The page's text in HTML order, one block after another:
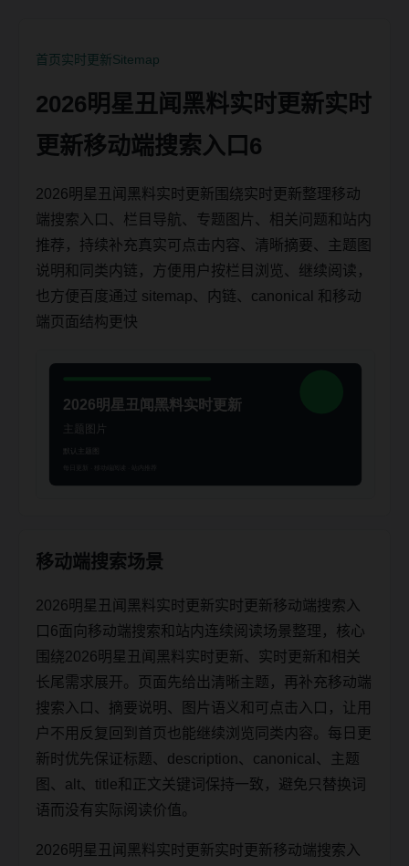
首页实时更新Sitemap
2026明星丑闻黑料实时更新实时
更新移动端搜索入口6
2026明星丑闻黑料实时更新围绕实时更新整理移动
端搜索入口、栏目导航、专题图片、相关问题和站内
推荐，持续补充真实可点击内容、清晰摘要、主题图
说明和同类内链，方便用户按栏目浏览、继续阅读，
也方便百度通过 sitemap、内链、canonical 和移动
端页面结构更快
移动端搜索场景
2026明星丑闻黑料实时更新实时更新移动端搜索入
口6面向移动端搜索和站内连续阅读场景整理，核心
围绕2026明星丑闻黑料实时更新、实时更新和相关
长尾需求展开。页面先给出清晰主题，再补充移动端
搜索入口、摘要说明、图片语义和可点击入口，让用
户不用反复回到首页也能继续浏览同类内容。每日更
新时优先保证标题、description、canonical、主题
图、alt、title和正文关键词保持一致，避免只替换词
语而没有实际阅读价值。
2026明星丑闻黑料实时更新实时更新移动端搜索入